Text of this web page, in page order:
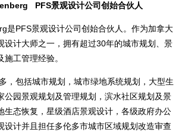
PFS景观设计公司创始合伙人
PFS景观设计公司创始合伙人。作为加拿大
设计大师之一，拥有超过30年的城市规划、景
工管理经验。
包括城市规划，城市绿地系统规划，大型生
公园景观规划及管理规划，滨水社区规划及景
生态恢复，星级酒店景观设计，各级政府办公
设计并且担任多伦多市城市区域规划改造审查